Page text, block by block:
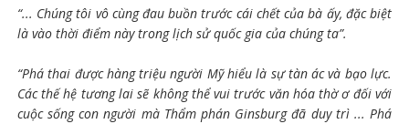
“... Chúng tôi vô cùng đau buồn trước cái chết của bà ấy, đặc biệt
là vào thời điểm này trong lịch sử quốc gia của chúng ta”.
“Phá thai được hàng triệu người Mỹ hiểu là sự tàn ác và bạo lực.
Các thế hệ tương lai sẽ không thể vui trước văn hóa thờ ơ đối với
cuộc sống con người mà Thẩm phán Ginsburg đã duy trì ... Phá